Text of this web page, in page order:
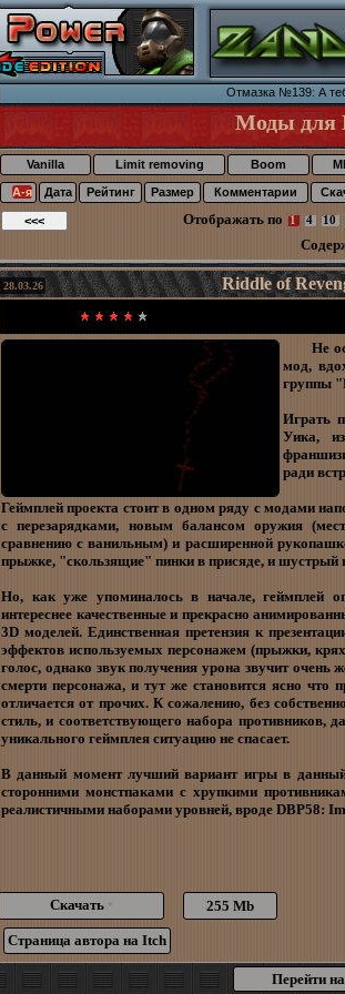
Отмазка №139: А
Моды для
Vanilla Limit removing Boom
А-я Дата Рейтинг Размер Комментарии
Отображать по 1 4 10
28.03.26 Riddle of
Не
мод,
группы
Играть
Уика,
ради
Геймплей проекта стоит в одном ряду с модами
с перезарядками, новым балансом оружия
сравнению с ванильным) и расширенной
прыжке, "скользящие" пинки в присяде, и
Но, как уже упоминалось в начале, геймплей
интереснее качественные и прекрасно
3D моделей. Единственная претензия к
эффектов используемых персонажем (прыжки,
голос, однако звук получения урона звучит
смерти персонажа, и тут же становится ясно что
отличается от прочих. К сожалению, без
стиль, и соответствующего набора противников,
уникального геймплея ситуацию не спасает.
В данный момент лучший вариант игры в данный
сторонними монстпаками с хрупкими
реалистичными наборами уровней, вроде DBP58:
Скачать * 255 Mb
Страница автора на Itch